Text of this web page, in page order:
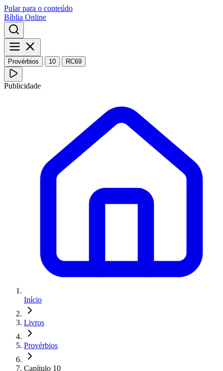
Pular para o conteúdo
Bíblia Online
Provérbios 10 RC69
Publicidade
Início
Livros
Provérbios
Capítulo 10